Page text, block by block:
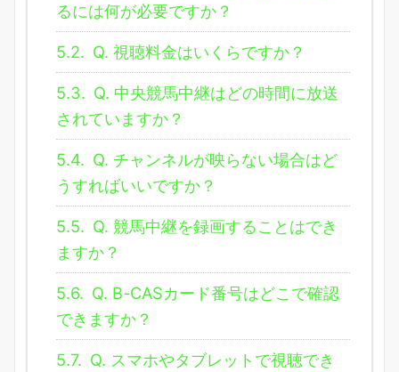
るには何が必要ですか？
5.2. Q. 視聴料金はいくらですか？
5.3. Q. 中央競馬中継はどの時間に放送
されていますか？
5.4. Q. チャンネルが映らない場合はど
うすればいいですか？
5.5. Q. 競馬中継を録画することはでき
ますか？
5.6. Q. B-CASカード番号はどこで確認
できますか？
5.7. Q. スマホやタブレットで視聴でき